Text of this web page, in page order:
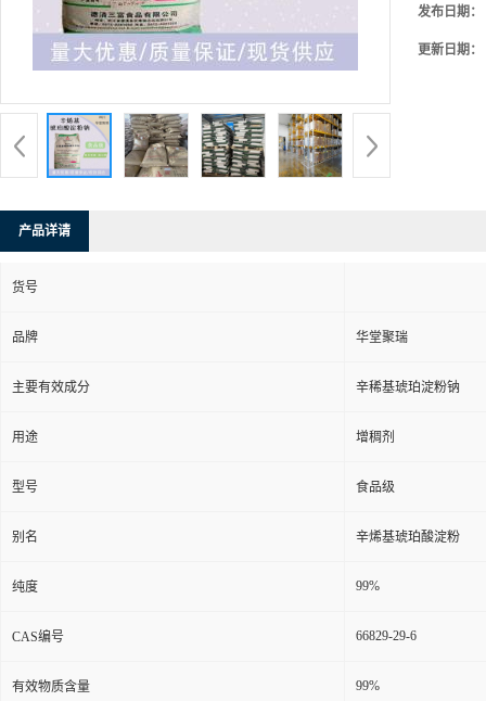
发布日期：
更新日期：
产品详请
货号
品牌 华堂聚瑞
主要有效成分 辛稀基琥珀淀粉钠
用途 增稠剂
型号 食品级
别名 辛烯基琥珀酸淀粉
纯度 99%
CAS编号 66829-29-6
有效物质含量 99%